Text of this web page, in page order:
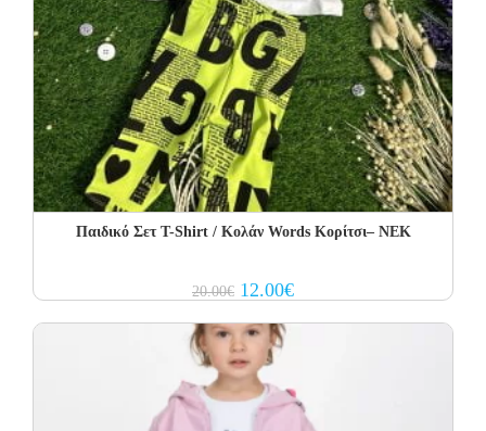
Παιδικό Σετ Τ-Shirt / Κολάν Words Κορίτσι– NEK
20.00€ Original
price
20.00€.
12.00€Current
price